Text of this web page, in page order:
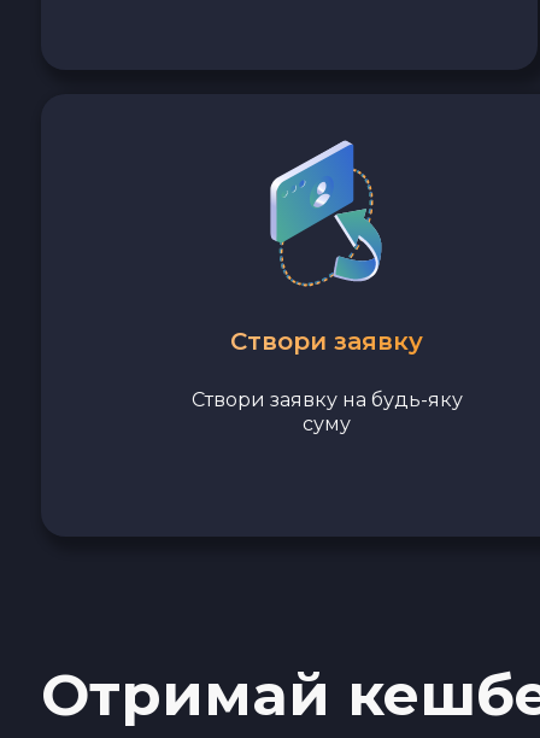
0x Protocol ZRX
Shiba ERC20 SHIB
Uniswap ERC20 UNI
Cosmos ATOM
VeChain VET
Наличные UAH
Створи заявку
Створи заявку на будь-яку
суму
Отримай